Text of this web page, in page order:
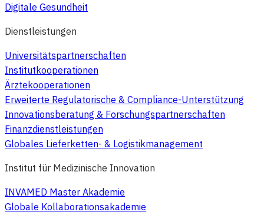
Digitale Gesundheit
Dienstleistungen
Universitätspartnerschaften
Institutkooperationen
Ärztekooperationen
Erweiterte Regulatorische & Compliance-Unterstützung
Innovationsberatung & Forschungspartnerschaften
Finanzdienstleistungen
Globales Lieferketten- & Logistikmanagement
Institut für Medizinische Innovation
INVAMED Master Akademie
Globale Kollaborationsakademie